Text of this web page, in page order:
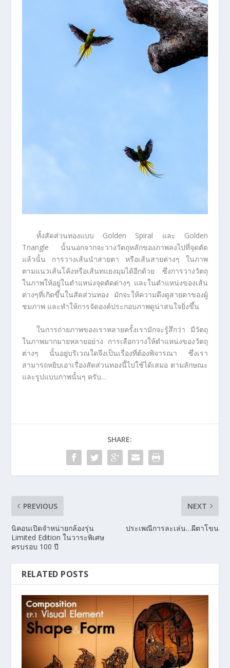
ทั้งสัดส่วนทองแบบ Golden Spiral และ Golden
Triangle นั้นนอกจากจะวางวัตถุหลักของภาพลงไปที่จุดตัด
แล้วนั้น การวางเส้นนำสายตา หรือเส้นสายต่างๆ ในภาพ
ตามแนวเส้นโค้งหรือเส้นทแยงมุมได้อีกด้วย ซึ่งการวางวัตถุ
ในภาพให้อยู่ในตำแหน่งจุดตัดต่างๆ และในตำแหน่งของเส้น
ต่างๆที่เกิดขึ้นในสัดส่วนทอง มักจะให้ความดึงดูสายตาของผู้
ชมภาพ และทำให้การจัดองค์ประกอบภาพดูน่าสนใจยิ่งขึ้น
ในการถ่ายภาพของเราหลายครั้งเรามักจะรู้สึกว่า มีวัตถุ
ในภาพมากมายหลายอย่าง การเลือกวางให้ตำแหน่งของวัตถุ
ต่างๆ นั้นอยู่บริเวณใดจึงเป็นเรื่องที่ต้องพิจารณา ซึ่งเรา
สามารถหยิบเอาเรื่องสัดส่วนทองนี้ไปใช้ได้เสมอ ตามลักษณะ
และรูปแบบภาพนั้นๆ ครับ…
SHARE:
PREVIOUS
นิคอนเปิดจำหน่ายกล้องรุ่น
Limited Edition ในวาระพิเศษ
ครบรอบ 100 ปี
NEXT
ประเพณีการละเล่น…ผีตาโขน
RELATED POSTS